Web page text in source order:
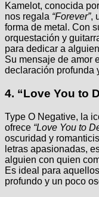
Kamelot, conocida
nos regala “Forever”,
forma de metal. Con
orquestación y
para dedicar a
Su mensaje de amor
declaración profunda
4. “Love You to
Type O Negative, la
ofrece “Love You to
oscuridad y
letras apasionadas,
alguien con quien
Es ideal para
profundo y un poco